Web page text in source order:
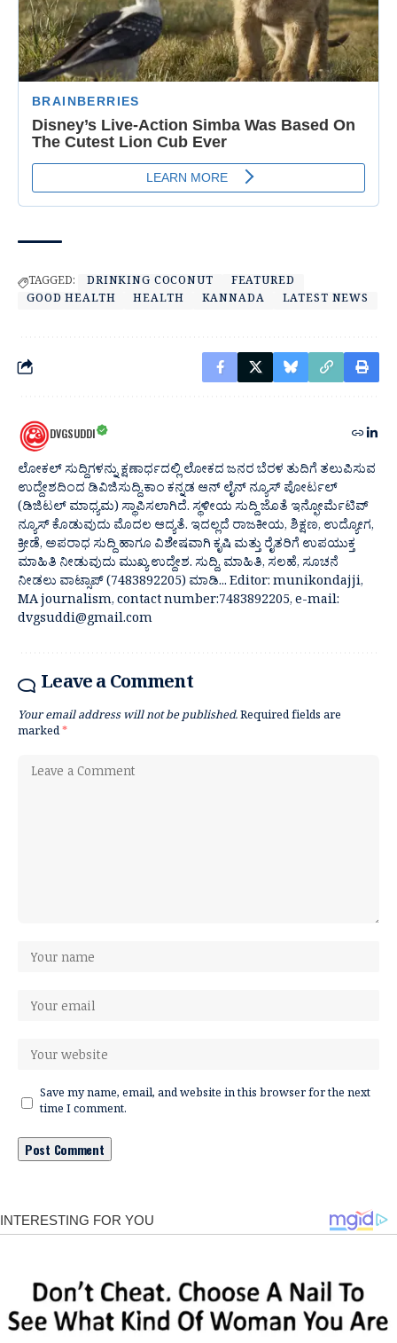
TAGGED: DRINKING COCONUT
FEATURED
GOOD HEALTH
HEALTH KANNADA LATEST NEWS
DVGSUDDI
ಲೋಕಲ್ ಸುದ್ದಿಗಳನ್ನು ಕ್ಷಣಾರ್ಧದಲ್ಲಿ ಲೋಕದ ಜನರ ಬೆರಳ ತುದಿಗೆ ತಲುಪಿಸುವ
ಉದ್ದೇಶದಿಂದ ಡಿವಿಜಿಸುದ್ದಿ.ಕಾಂ ಕನ್ನಡ ಆನ್ ಲೈನ್ ನ್ಯೂಸ್ ಪೋರ್ಟಲ್
(ಡಿಜಿಟಲ್ ಮಾಧ್ಯಮ) ಸ್ಥಾಪಿಸಲಾಗಿದೆ. ಸ್ಥಳೀಯ ಸುದ್ದಿ ಜೊತೆ ಇನ್ಫೋರ್ಮೆಟಿವ್
ನ್ಯೂಸ್ ಕೊಡುವುದು ಮೊದಲ ಆದ್ಯತೆ. ಇದಲ್ಲದೆ ರಾಜಕೀಯ, ಶಿಕ್ಷಣ, ಉದ್ಯೋಗ,
ಕ್ರೀಡೆ, ಅಪರಾಧ ಸುದ್ದಿ ಹಾಗೂ ವಿಶೇಷವಾಗಿ ಕೃಷಿ ಮತ್ತು ರೈತರಿಗೆ ಉಪಯುಕ್ತ
ಮಾಹಿತಿ ನೀಡುವುದು ಮುಖ್ಯ ಉದ್ದೇಶ. ಸುದ್ದಿ, ಮಾಹಿತಿ, ಸಲಹೆ, ಸೂಚನೆ
ನೀಡಲು ವಾಟ್ಸಾಪ್ (7483892205) ಮಾಡಿ... Editor: munikondajji,
MA journalism, contact number:7483892205, e-mail:
dvgsuddi@gmail.com
Leave a Comment
Your email address will not be published.Required fields are
marked*
Save my name, email, and website in this browser for the next
time I comment.